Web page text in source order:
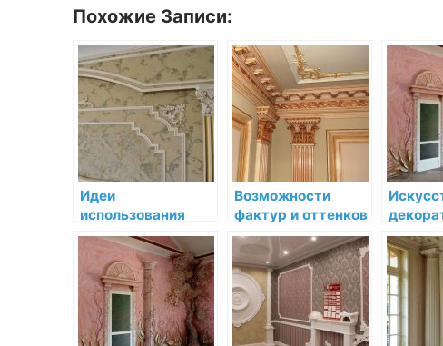
Похожие Записи:
Идеи
использования
лепнины в
комнатах разного
назначения
Возможности
фактур и оттенков
в лепнине:
открываем
бесконечный мир
декора